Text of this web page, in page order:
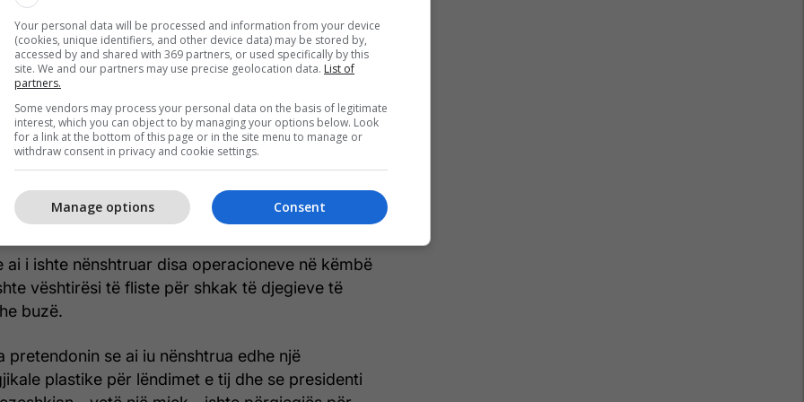
nuk kanë komentuar.
Khamenei nuk është shfaqur në asnjë video ose
kur sulmet goditën rezidencën e babait të tij në
duke cituar zyrtarë iranianë, kanë raportuar
të rënda në sulmin e 28 shkurtit.
ai i ishte nënshtruar disa operacioneve në këmbë
vështirësi të fliste për shkak të djegieve të
buzë.
pretendonin se ai iu nënshtrua edhe një
plastike për lëndimet e tij dhe se presidenti
Your personal data will be processed and information from your device
(cookies, unique identifiers, and other device data) may be stored by,
accessed by and shared with 369 partners, or used specifically by this
site. We and our partners may use precise geolocation data. List of
partners.
Some vendors may process your personal data on the basis of legitimate
interest, which you can object to by managing your options below. Look
for a link at the bottom of this page or in the site menu to manage or
withdraw consent in privacy and cookie settings.
Consent
Manage options